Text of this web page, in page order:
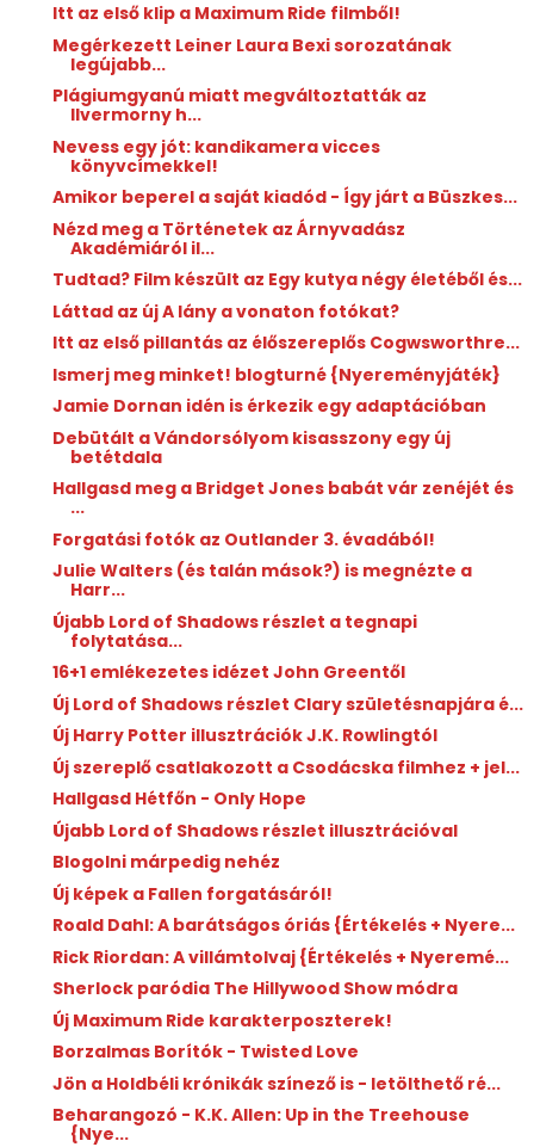
Itt az első klip a Maximum Ride filmből!
Megérkezett Leiner Laura Bexi sorozatának
legújabb...
Plágiumgyanú miatt megváltoztatták az
Ilvermorny h...
Nevess egy jót: kandikamera vicces
könyvcímekkel!
Amikor beperel a saját kiadód - Így járt a Büszkes...
Nézd meg a Történetek az Árnyvadász
Akadémiáról il...
Tudtad? Film készült az Egy kutya négy életéből és...
Láttad az új A lány a vonaton fotókat?
Itt az első pillantás az élőszereplős Cogwsworthre...
Ismerj meg minket! blogturné {Nyereményjáték}
Jamie Dornan idén is érkezik egy adaptációban
Debütált a Vándorsólyom kisasszony egy új
betétdala
Hallgasd meg a Bridget Jones babát vár zenéjét és
...
Forgatási fotók az Outlander 3. évadából!
Julie Walters (és talán mások?) is megnézte a
Harr...
Újabb Lord of Shadows részlet a tegnapi
folytatása...
16+1 emlékezetes idézet John Greentől
Új Lord of Shadows részlet Clary születésnapjára é...
Új Harry Potter illusztrációk J.K. Rowlingtól
Új szereplő csatlakozott a Csodácska filmhez + jel...
Hallgasd Hétfőn - Only Hope
Újabb Lord of Shadows részlet illusztrációval
Blogolni márpedig nehéz
Új képek a Fallen forgatásáról!
Roald Dahl: A ​barátságos óriás {Értékelés + Nyere...
Rick Riordan: A ​villámtolvaj {Értékelés + Nyeremé...
Sherlock paródia The Hillywood Show módra
Új Maximum Ride karakterposzterek!
Borzalmas Borítók - Twisted Love
Jön a Holdbéli krónikák színező is - letölthető ré...
Beharangozó - K.K. Allen: Up in the Treehouse
{Nye...